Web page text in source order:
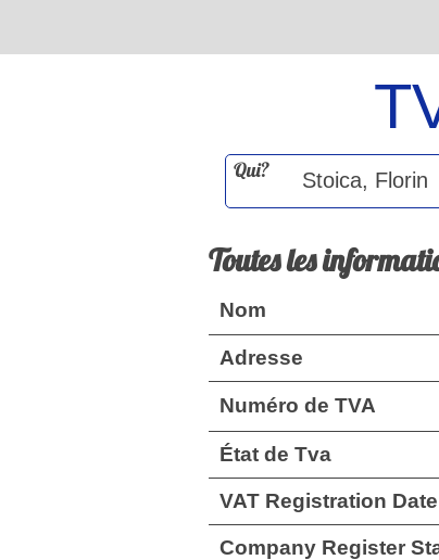
Qui?
Toutes les
Nom
Adresse
Numéro de TVA
État de Tva
VAT Registration Date
Company Register